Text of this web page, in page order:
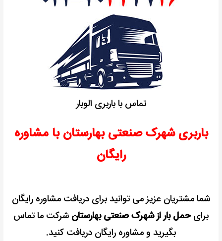
تماس با باربری الوبار
باربری شهرک صنعتی بهارستان با مشاوره
رایگان
شما مشتریان عزیز می توانید برای دریافت مشاوره رایگان
برایحمل بار از شهرک صنعتی بهارستان شرکت ما تماس
بگیرید و مشاوره رایگان دریافت کنید.